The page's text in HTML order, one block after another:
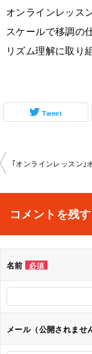
オンラインレッス
スケールで移調の
リズム理解に取り
Tweet
投
ビ
シ
コメントを残す
名前 必須
メール（公開されませ